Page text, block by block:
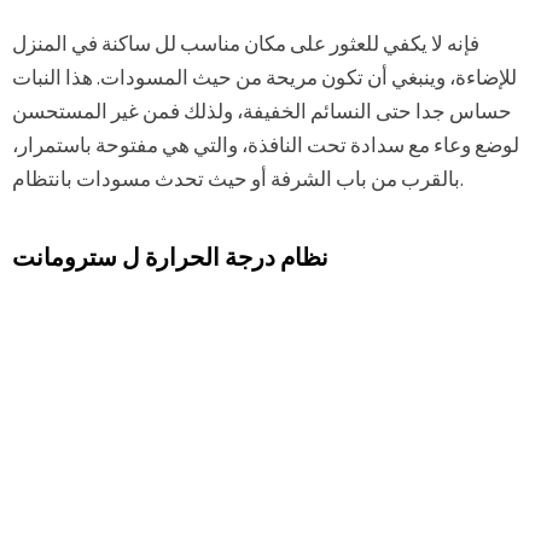
فإنه لا يكفي للعثور على مكان مناسب لل ساكنة في المنزل
للإضاءة، وينبغي أن تكون مريحة من حيث المسودات. هذا النبات
حساس جدا حتى النسائم الخفيفة، ولذلك فمن غير المستحسن
لوضع وعاء مع سدادة تحت النافذة، والتي هي مفتوحة باستمرار،
بالقرب من باب الشرفة أو حيث تحدث مسودات بانتظام.
نظام درجة الحرارة ل سترومانت